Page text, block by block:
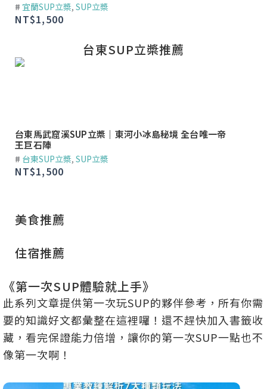
# 宜蘭SUP立槳, SUP立槳
NT$1,500
台東SUP立槳推薦
台東馬武窟溪SUP立槳｜東河小冰島秘境 全台唯一帝
王巨石陣
# 台東SUP立槳, SUP立槳
NT$1,500
美食推薦
住宿推薦
《第一次SUP體驗就上手》
此系列文章提供第一次玩SUP的夥伴參考，所有你需
要的知識好文都彙整在這裡囉！還不趕快加入書籤收
藏，看完保證能力倍增，讓你的第一次SUP一點也不
像第一次啊！